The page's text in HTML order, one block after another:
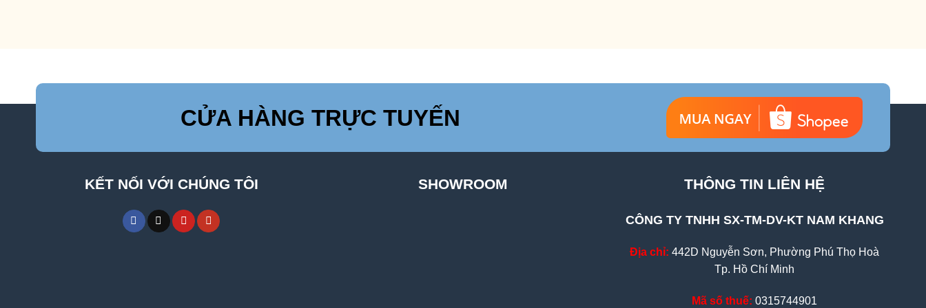
CỬA HÀNG TRỰC TUYẾN
KẾT NỐI VỚI CHÚNG TÔI SHOWROOM THÔNG TIN LIÊN HỆ
CÔNG TY TNHH SX-TM-DV-KT NAM KHANG
Địa chỉ: 442D Nguyễn Sơn, Phường Phú Thọ Hoà
Tp. Hồ Chí Minh
Mã số thuế: 0315744901